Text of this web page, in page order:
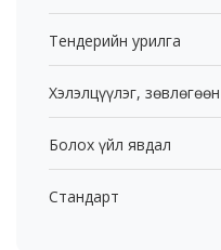
Тендерийн урилга
Хэлэлцүүлэг, зөвлөгөөн
Болох үйл явдал
Стандарт